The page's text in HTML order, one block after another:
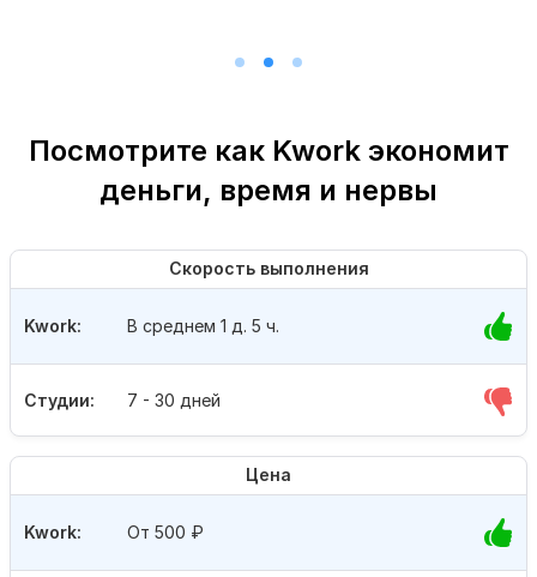
Посмотрите как Kwork экономит
деньги, время и нервы
Скорость выполнения
Студии: 7 - 30 дней
Kwork: В среднем 1 д. 5 ч.
Цена
Kwork: От 500 ₽